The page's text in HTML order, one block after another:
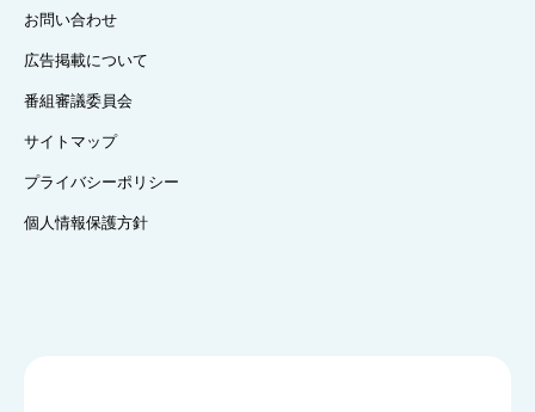
お問い合わせ
広告掲載について
番組審議委員会
サイトマップ
プライバシーポリシー
個人情報保護方針